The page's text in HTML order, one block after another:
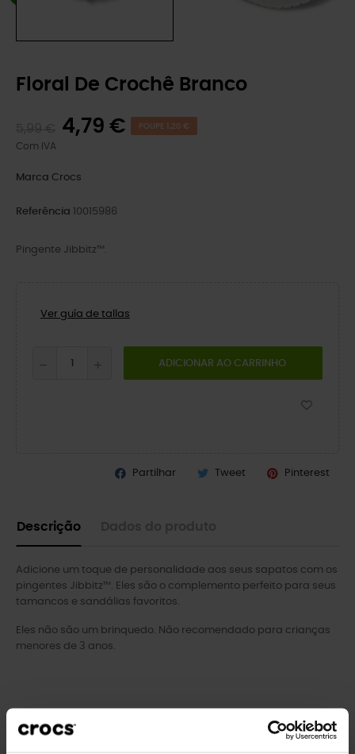
Floral De Crochê Branco
4,79 € POUPE 1,20 €
Com IVA
Marca Crocs
Referência 10015986
Pingente Jibbitz™.
Ver guía de tallas
ADICIONAR AO CARRINHO
Partilhar Tweet Pinterest
Descrição
Adicione um toque de personalidade aos seus sapatos com os
pingentes Jibbitz™. Eles são o complemento perfeito para seus
tamancos e sandálias favoritos.
Eles não são um brinquedo. Não recomendado para crianças
menores de 3 anos.
Clientes que compraram este
produto também compraram: